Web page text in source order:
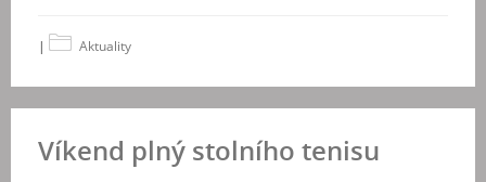
| Aktuality
Víkend plný stolního tenisu